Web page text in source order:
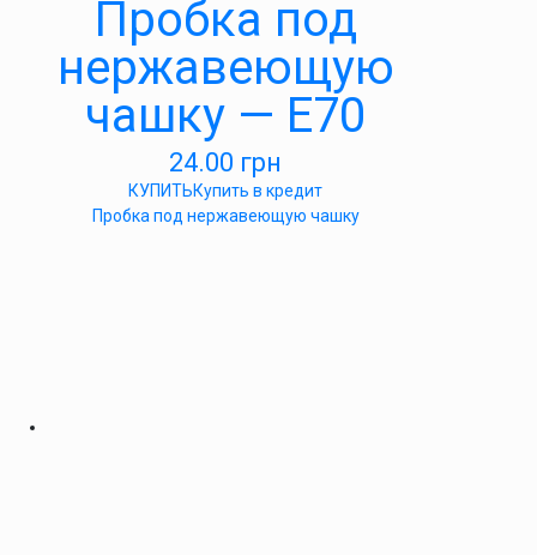
Пробка под
нержавеющую
чашку — E70
24.00 грн
КУПИТЬКупить в кредит
Пробка под нержавеющую чашку